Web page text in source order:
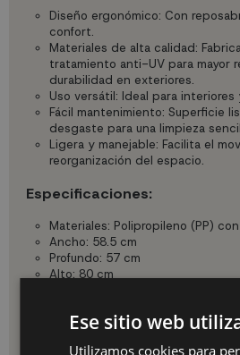
Diseño ergonómico: Con
confort.
Materiales de alta calidad:
tratamiento anti-UV para mayor
durabilidad en exteriores.
Uso versátil: Ideal para interiores
Fácil mantenimiento: Superficie
desgaste para una limpieza
Ligera y manejable: Facilita el
reorganización del espacio.
Especificaciones:
Materiales: Polipropileno (PP)
Ancho: 58.5 cm
Profundo: 57 cm
Alto: 80 cm
Color: Arena.
Ese sitio web
Utilizamos cookies para